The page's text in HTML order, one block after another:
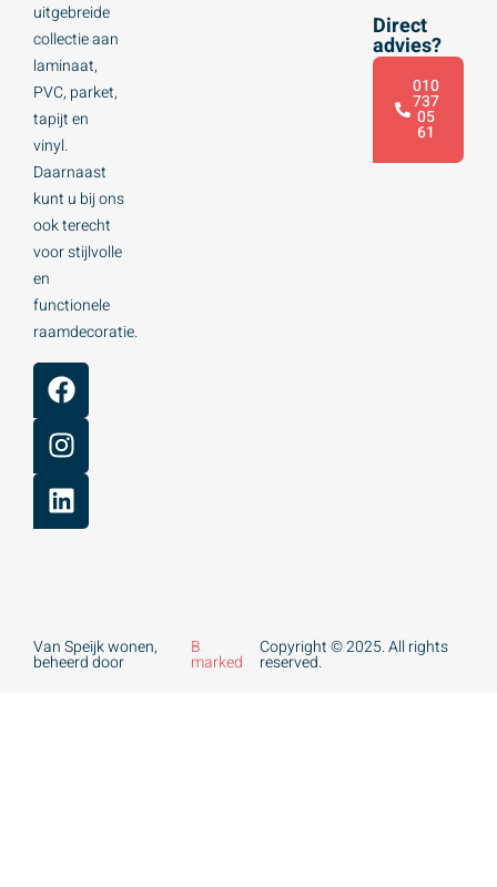
uitgebreide
collectie aan
laminaat,
PVC, parket,
tapijt en
vinyl.
Daarnaast
kunt u bij ons
ook terecht
voor stijlvolle
en
functionele
raamdecoratie.
Direct
advies?
010
737
05
61
Van Speijk wonen,
beheerd door
B
marked
Copyright © 2025. All rights
reserved.